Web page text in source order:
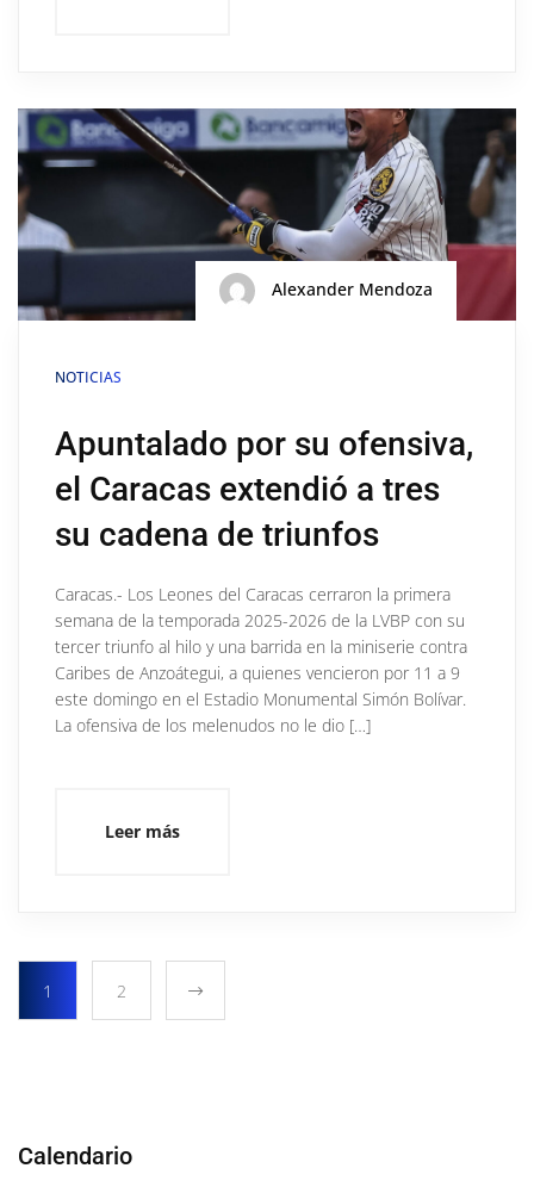
Alexander Mendoza
NOTICIAS
Apuntalado por su ofensiva,
el Caracas extendió a tres
su cadena de triunfos
Caracas.- Los Leones del Caracas cerraron la primera
semana de la temporada 2025-2026 de la LVBP con su
tercer triunfo al hilo y una barrida en la miniserie contra
Caribes de Anzoátegui, a quienes vencieron por 11 a 9
este domingo en el Estadio Monumental Simón Bolívar.
La ofensiva de los melenudos no le dio […]
Leer más
1 2
Calendario